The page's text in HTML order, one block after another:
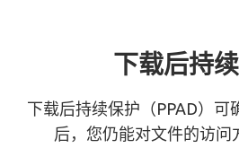
下载后持
下载后持续保护（PPAD）可
后，您仍能对文件的访问